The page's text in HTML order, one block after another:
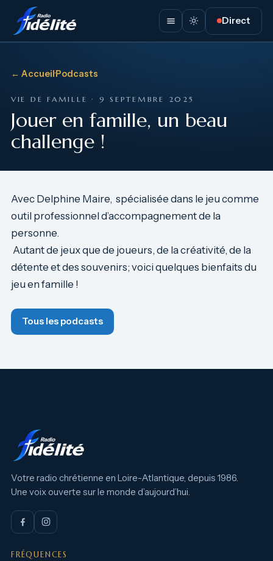
Direct
← Accueil·Podcasts
VIE DE FAMILLE · 9 SEPTEMBRE 2025
Jouer en famille, un beau
challenge !
Avec Delphine Maire, spécialisée dans le jeu comme
outil professionnel d’accompagnement de la
personne.
Autant de jeux que de joueurs, de la créativité, de la
détente et des souvenirs; voici quelques bienfaits du
jeu en famille !
Tous les podcasts
Votre radio chrétienne en Loire-Atlantique, depuis 1986.
Une voix ouverte sur le monde d’aujourd’hui.
FRÉQUENCES